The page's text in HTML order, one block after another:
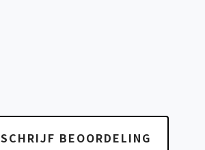
SCHRIJF BEOORDELING